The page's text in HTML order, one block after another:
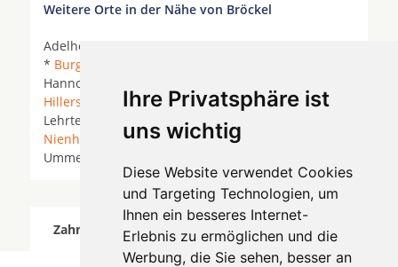
Ihre Privatsphäre ist
uns wichtig
Diese Website verwendet Cookies
und Targeting Technologien, um
Ihnen ein besseres Internet-
Erlebnis zu ermöglichen und die
Werbung, die Sie sehen, besser an
Weitere Orte in der Nähe von Bröckel
Adelheidsdorf * Ahnsbeck *
* Burgdorf (Kreis Hannover)
Hannover) *
Hillerse
* Hohne *Lachendorf* Langlingen *
Lehrte *
Meinersen *
Nienhagen
* Nienhagen bei Celle *
Ummern *
Zahnärzte für Zahnimplantete in Bröckel wurde
am 07 August 2026 aktualisiert.